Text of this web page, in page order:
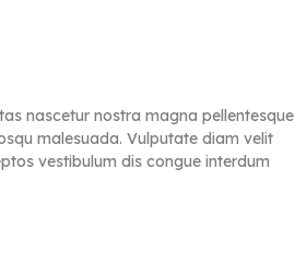
nascetur nostra magna pellentesque
malesuada. Vulputate diam velit
vestibulum dis congue interdum